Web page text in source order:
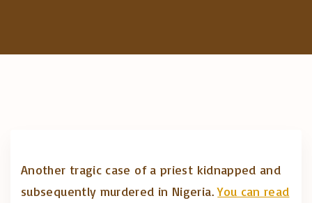
Another tragic case of a priest kidnapped and
subsequently murdered in Nigeria.You can read